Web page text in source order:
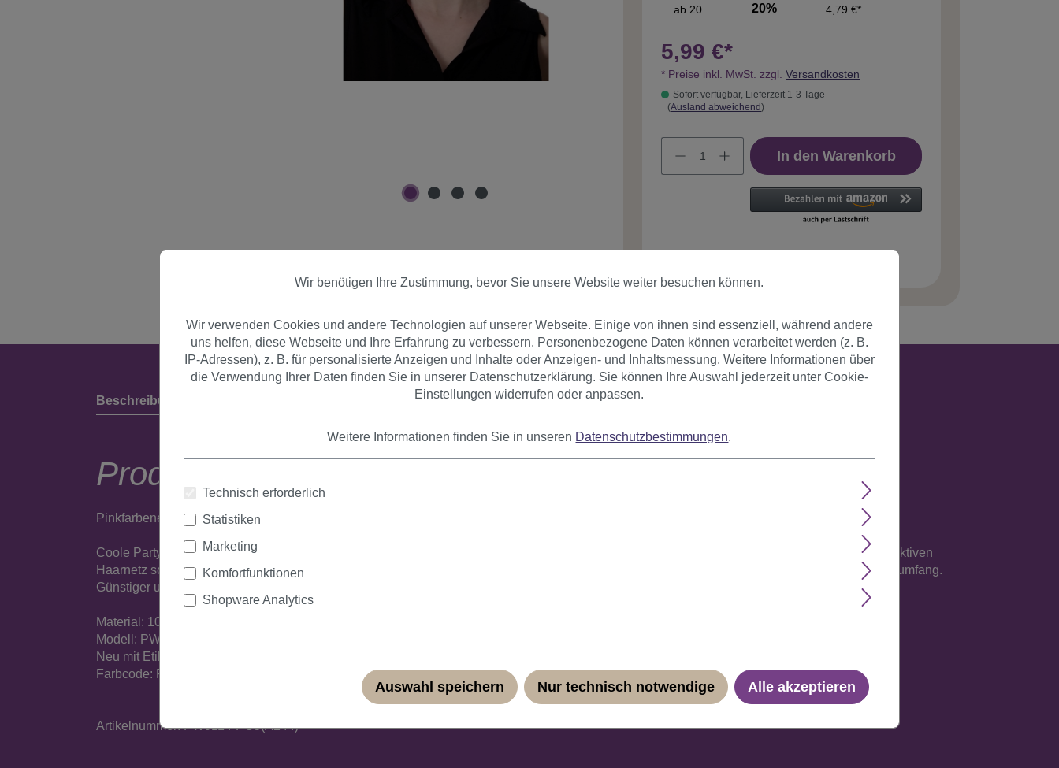
ab 20 20% 4,79 €*
5,99 €*
* Preise inkl. MwSt. zzgl. Versandkosten
Sofort verfügbar, Lieferzeit 1-3 Tage
(Ausland abweichend)
In den Warenkorb
Beschreibung Bewertungen
Produktbeschreibung
Pinkfarbene, kurze Faschingsperücke mit Bob-Schnitt.
Coole Party-Perücke aus Kunstfaser, der Hingucker auf jeder Kostümparty! Das geringe Eigengewicht und die Verarbeitung auf einem atmungsaktiven
Haarnetz sorgen für ein angenehmes Tragegefühl. Durch das Haarnetz passt sich die Perücke jeder Kopfgrösse an, maximal jedoch 62 cm Kopfumfang.
Günstiger und diskreter Versand.
Material: 100% Polyester
Modell: PW0114
Neu mit Etikett
Farbcode: PC5
Artikelnummer: PW0114-PC5(A244)
Wir benötigen Ihre Zustimmung, bevor Sie unsere Website weiter besuchen können.
Wir verwenden Cookies und andere Technologien auf unserer Webseite. Einige von ihnen sind essenziell, während andere
uns helfen, diese Webseite und Ihre Erfahrung zu verbessern. Personenbezogene Daten können verarbeitet werden (z. B.
IP-Adressen), z. B. für personalisierte Anzeigen und Inhalte oder Anzeigen- und Inhaltsmessung. Weitere Informationen über
die Verwendung Ihrer Daten finden Sie in unserer Datenschutzerklärung. Sie können Ihre Auswahl jederzeit unter Cookie-
Einstellungen widerrufen oder anpassen.
Weitere Informationen finden Sie in unseren Datenschutzbestimmungen.
Technisch erforderlich
Statistiken
Marketing
Komfortfunktionen
Shopware Analytics
Auswahl speichern Nur technisch notwendige Alle akzeptieren